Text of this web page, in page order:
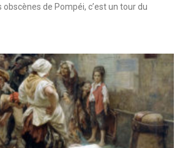
de Pompéi, c’est un tour du